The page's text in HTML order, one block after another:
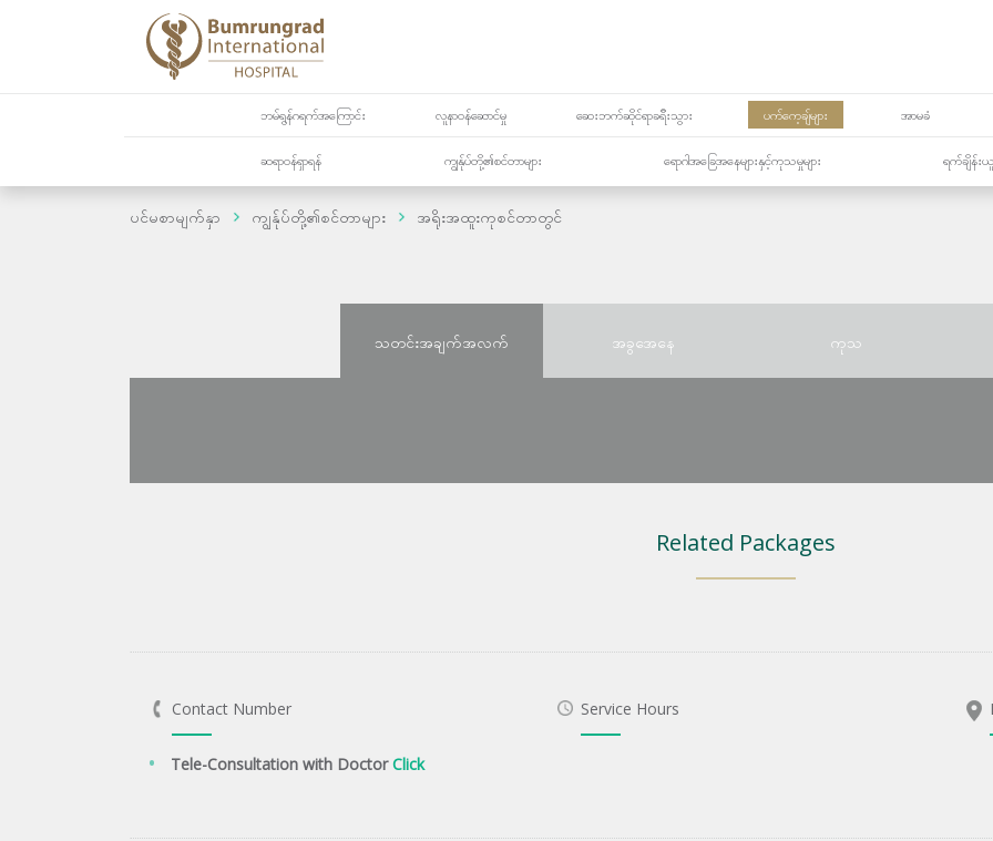
ဘမ်ရွန်ဂရက်အကြောင်း လူနာဝန်ဆောင်မှု ဆေးဘက်ဆိုင်ရာခရီးသွား ပက်ကေ့ချ်များ အာမခံ
ဆရာဝန်ရှာရန် ကျွန်ုပ်တို့၏စင်တာများ ရောဂါအခြေအနေများနှင့်ကုသမှုများ ရက်ချိန်း
ပင်မစာမျက်နှာ ကျွန်ုပ်တို့၏စင်တာများ အရိုးအထူးကုစင်တာတွင်
သတင်းအချက်အလက် အခွအေနေ ကုသ
Related Packages
Contact Number
Tele-Consultation with DoctorClick
Service Hours